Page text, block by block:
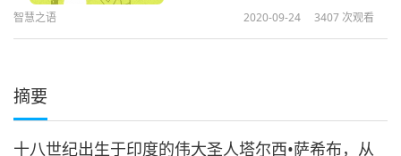
智慧之语 2020-09-24 3407 次观看
摘要
十八世纪出生于印度的伟大圣人塔尔西•萨希布，从